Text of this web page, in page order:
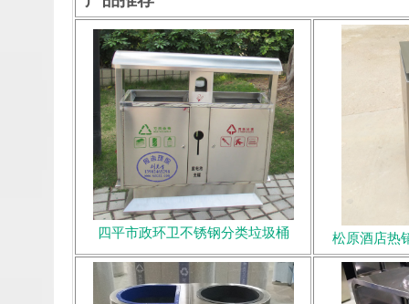
四平市政环卫不锈钢分类垃圾桶 松原酒店热